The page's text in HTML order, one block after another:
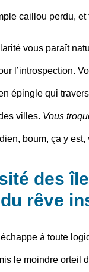
caillou perdu,
vous paraît
l’introspection.
épingle qui
villes. Vous
boum, ça y
des
rêve
à toute
le moindre orteil